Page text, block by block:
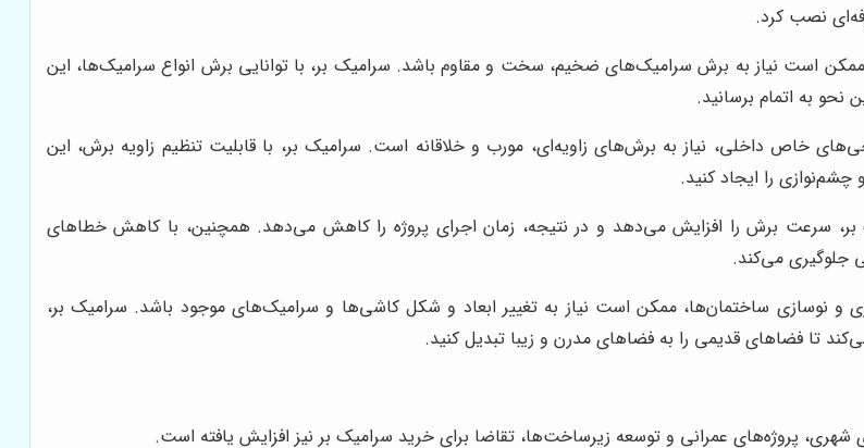
نصب کرد.
است نیاز به برش سرامیک‌های ضخیم، سخت و مقاوم باشد. سرامیک بر، با توانایی برش انواع سرامیک‌ها، این
نحو به اتمام برسانید.
خاص داخلی، نیاز به برش‌های زاویه‌ای، مورب و خلاقانه است. سرامیک بر، با قابلیت تنظیم زاویه برش، این
را ایجاد کنید.
بر، سرعت برش را افزایش می‌دهد و در نتیجه، زمان اجرای پروژه را کاهش می‌دهد. همچنین، با کاهش خطاهای
جلوگیری می‌کند.
و نوسازی ساختمان‌ها، ممکن است نیاز به تغییر ابعاد و شکل کاشی‌ها و سرامیک‌های موجود باشد. سرامیک بر،
تا فضاهای قدیمی را به فضاهای مدرن و زیبا تبدیل کنید.
پروژه‌های عمرانی و توسعه زیرساخت‌ها، تقاضا برای خرید سرامیک بر نیز افزایش یافته است.